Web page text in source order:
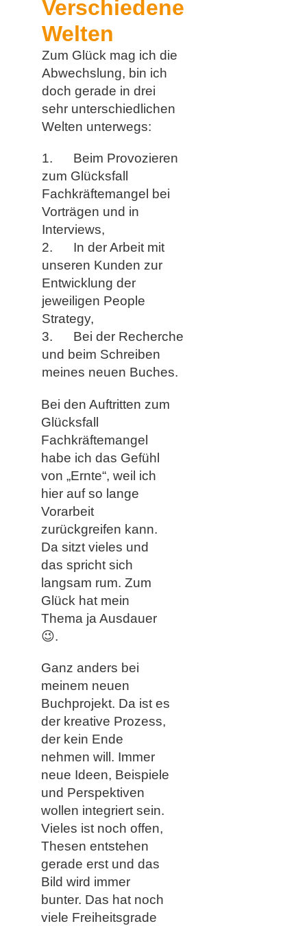
Verschiedene
Welten
Zum Glück mag ich die
Abwechslung, bin ich
doch gerade in drei
sehr unterschiedlichen
Welten unterwegs:
1. Beim Provozieren
zum Glücksfall
Fachkräftemangel bei
Vorträgen und in
Interviews,
2. In der Arbeit mit
unseren Kunden zur
Entwicklung der
jeweiligen People
Strategy,
3. Bei der Recherche
und beim Schreiben
meines neuen Buches.
Bei den Auftritten zum
Glücksfall
Fachkräftemangel
habe ich das Gefühl
von „Ernte“, weil ich
hier auf so lange
Vorarbeit
zurückgreifen kann.
Da sitzt vieles und
das spricht sich
langsam rum. Zum
Glück hat mein
Thema ja Ausdauer
😉.
Ganz anders bei
meinem neuen
Buchprojekt. Da ist es
der kreative Prozess,
der kein Ende
nehmen will. Immer
neue Ideen, Beispiele
und Perspektiven
wollen integriert sein.
Vieles ist noch offen,
Thesen entstehen
gerade erst und das
Bild wird immer
bunter. Das hat noch
viele Freiheitsgrade